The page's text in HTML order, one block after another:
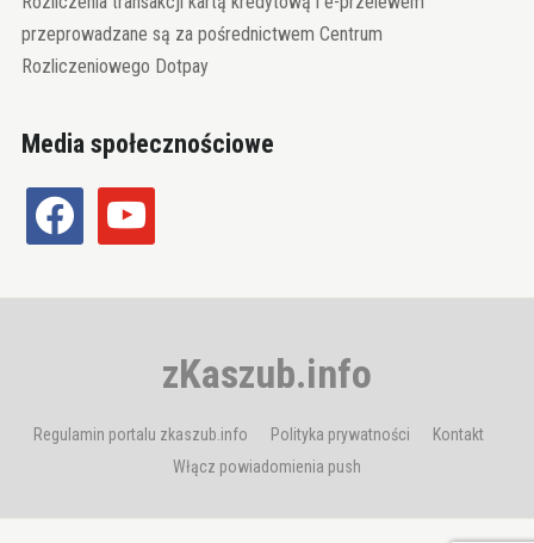
przeprowadzane są za pośrednictwem Centrum
Rozliczeniowego Dotpay
Media społecznościowe
facebook youtube
zKaszub.info
Regulamin portalu zkaszub.info Polityka prywatności
Kontakt
Włącz powiadomienia push